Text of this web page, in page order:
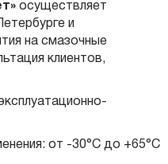
осуществляет
и
на смазочные
клиентов,
от -30°C до +65°C